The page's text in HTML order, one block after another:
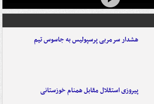
هشدار سرمربی پرسپولیس به جاسوس تیم
پیروزی استقلال مقابل همنام خوزستانی